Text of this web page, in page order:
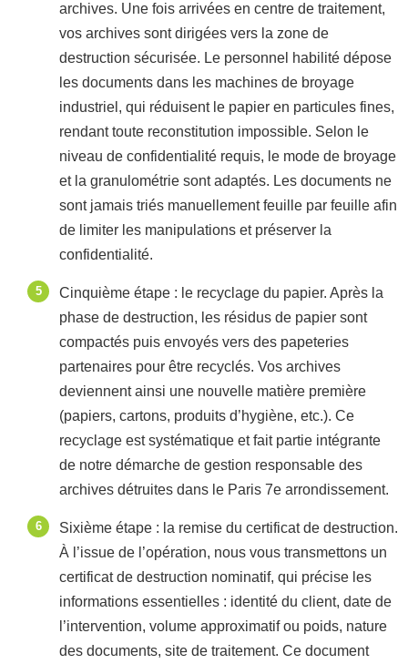
archives. Une fois arrivées en centre de traitement,
vos archives sont dirigées vers la zone de
destruction sécurisée. Le personnel habilité dépose
les documents dans les machines de broyage
industriel, qui réduisent le papier en particules fines,
rendant toute reconstitution impossible. Selon le
niveau de confidentialité requis, le mode de broyage
et la granulométrie sont adaptés. Les documents ne
sont jamais triés manuellement feuille par feuille afin
de limiter les manipulations et préserver la
confidentialité.
Cinquième étape : le recyclage du papier. Après la
phase de destruction, les résidus de papier sont
compactés puis envoyés vers des papeteries
partenaires pour être recyclés. Vos archives
deviennent ainsi une nouvelle matière première
(papiers, cartons, produits d’hygiène, etc.). Ce
recyclage est systématique et fait partie intégrante
de notre démarche de gestion responsable des
archives détruites dans le Paris 7e arrondissement.
Sixième étape : la remise du certificat de destruction.
À l’issue de l’opération, nous vous transmettons un
certificat de destruction nominatif, qui précise les
informations essentielles : identité du client, date de
l’intervention, volume approximatif ou poids, nature
des documents, site de traitement. Ce document